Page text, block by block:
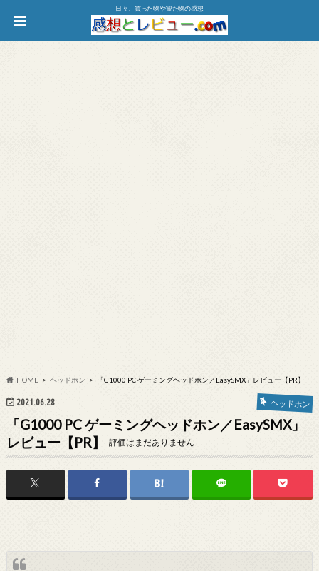
日々、買った物や観た物の感想
HOME ヘッドホン 「G1000 PC ゲーミングヘッドホン／EasySMX」レビュー【PR】
2021.06.28 ヘッドホン
「G1000 PC ゲーミングヘッドホン／EasySMX」
レビュー【PR】
評価はまだありません